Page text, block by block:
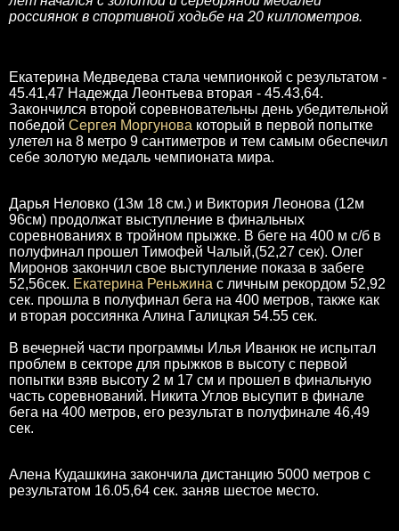
россиянок в спортивной ходьбе на 20 киллометров.
Екатерина Медведева стала чемпионкой с результатом -
45.41,47 Надежда Леонтьева вторая - 45.43,64.
Закончился второй соревновательны день убедительной
победой Сергея Моргунова который в первой попытке
улетел на 8 метро 9 сантиметров и тем самым обеспечил
себе золотую медаль чемпионата мира.
Дарья Неловко (13м 18 см.) и Виктория Леонова (12м
96см) продолжат выступление в финальных
соревнованиях в тройном прыжке. В беге на 400 м с/б в
полуфинал прошел Тимофей Чалый,(52,27 сек). Олег
Миронов закончил свое выступление показа в забеге
52,56сек. Екатерина Реньжина с личным рекордом 52,92
сек. прошла в полуфинал бега на 400 метров, также как
и вторая россиянка Алина Галицкая 54.55 сек.
В вечерней части программы Илья Иванюк не испытал
проблем в секторе для прыжков в высоту с первой
попытки взяв высоту 2 м 17 см и прошел в финальную
часть соревнований. Никита Углов высупит в финале
бега на 400 метров, его результат в полуфинале 46,49
сек.
Алена Кудашкина закончила дистанцию 5000 метров с
результатом 16.05,64 сек. заняв шестое место.